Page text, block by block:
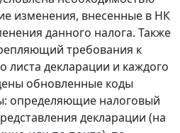
изменения, внесенные в НК
данного налога. Также
требования к
листа декларации и каждого
обновленные коды
определяющие налоговый
декларации (на